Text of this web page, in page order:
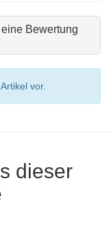
Bewertung
vor.
dieser